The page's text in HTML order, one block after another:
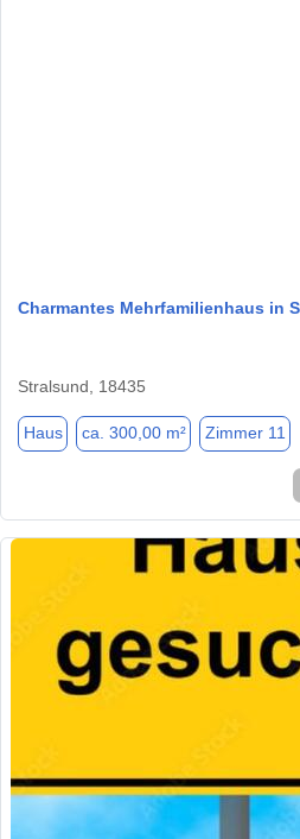
Charmantes Mehrfamilienhaus in
Stralsund, 18435
Haus ca. 300,00 m² Zimmer 11